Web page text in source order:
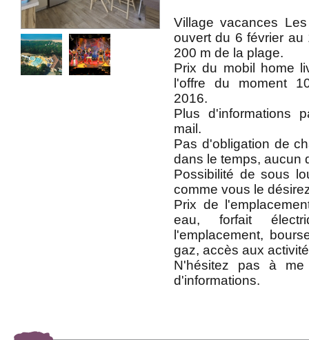
Village vacances
ouvert du 6 février au
200 m de la plage.
Prix du mobil home
l'offre du moment
2016.
Plus d'informations
mail.
Pas d'obligation de
dans le temps, aucun
Possibilité de sous
comme vous le
Prix de
eau, forfait
l'emplacement,
gaz, accès aux
N'hésitez pas à
d'informations.